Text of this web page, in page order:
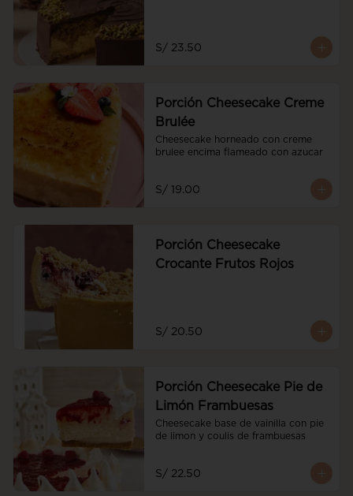
S/ 23.50
Porción Cheesecake Creme
Brulée
Cheesecake horneado con creme
brulee encima flameado con azucar
S/ 19.00
Porción Cheesecake
Crocante Frutos Rojos
S/ 20.50
Porción Cheesecake Pie de
Limón Frambuesas
Cheesecake base de vainilla con pie
de limon y coulis de frambuesas
S/ 22.50